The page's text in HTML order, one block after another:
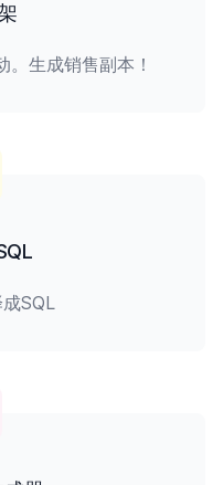
生成销售副本！
SQL